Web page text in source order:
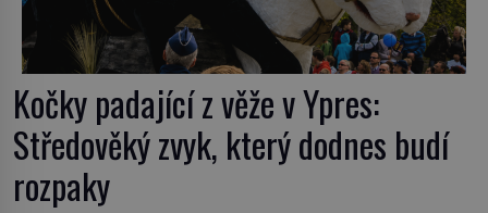
Kočky padající z věže v Ypres:
Středověký zvyk, který dodnes budí
rozpaky